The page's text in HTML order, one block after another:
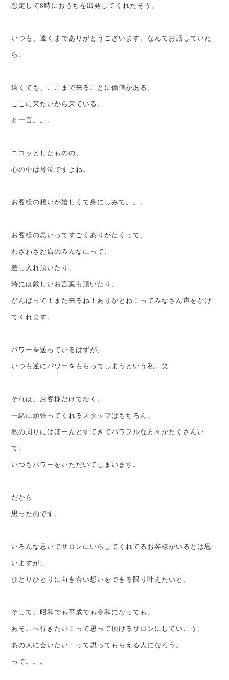
想定して8時におうちを出発してくれたそう。
いつも、遠くまでありがとうございます。なんてお話していた
ら、
遠くても、ここまで来ることに価値がある。
ここに来たいから来ている。
と一言。。。
ニコッとしたものの、
心の中は号泣ですよね。
お客様の想いが嬉しくて身にしみて。。。
お客様の思いってすごくありがたくって、
わざわざお店のみんなにって、
差し入れ頂いたり、
時には厳しいお言葉も頂いたり、
がんばって！また来るね！ありがとね！ってみなさん声をかけ
てくれます。
パワーを送っているはずが、
いつも逆にパワーをもらってしまうという私。笑
それは、お客様だけでなく、
一緒に頑張ってくれるスタッフはもちろん、
私の周りにはほーんとすてきでパワフルな方々がたくさんい
て、
いつもパワーをいただいてしまいます。
だから
思ったのです。
いろんな思いでサロンにいらしてくれてるお客様がいるとは思
いますが、
ひとりひとりに向き合い想いをできる限り叶えたいと。
そして、昭和でも平成でも令和になっても、
あそこへ行きたい！って思って頂けるサロンにしていこう。
あの人に会いたい！って思ってもらえる人になろう。
って。。。